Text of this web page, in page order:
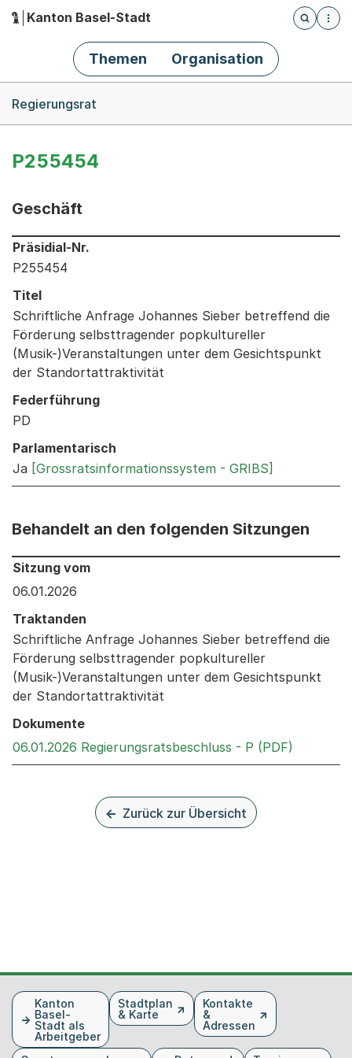
Hauptnavigation
Kanton Basel-Stadt
Öffnet
Themen Organisation
Regierungsrat
P255454
Geschäft
Informationen zum Ausgewählten Geschäft
Präsidial-Nr.
P255454
Titel
Schriftliche Anfrage Johannes Sieber betreffend die
Förderung selbsttragender popkultureller
(Musik-)Veranstaltungen unter dem Gesichtspunkt
der Standortattraktivität
Federführung
PD
Parlamentarisch
Ja [Grossratsinformationssystem - GRIBS]
Behandelt an den folgenden Sitzungen
Behandelt an den folgenden Sitzungen: Informationen
Sitzung vom
06.01.2026
Traktanden
Schriftliche Anfrage Johannes Sieber betreffend die
Förderung selbsttragender popkultureller
(Musik-)Veranstaltungen unter dem Gesichtspunkt
der Standortattraktivität
Dokumente
06.01.2026 Regierungsratsbeschluss - P (PDF)
Zurück zur Übersicht
FusszeileKanton
Basel-
Stadt als
Arbeitgeber
Stadtplan
& Karte
Kontakte
&
Adressen